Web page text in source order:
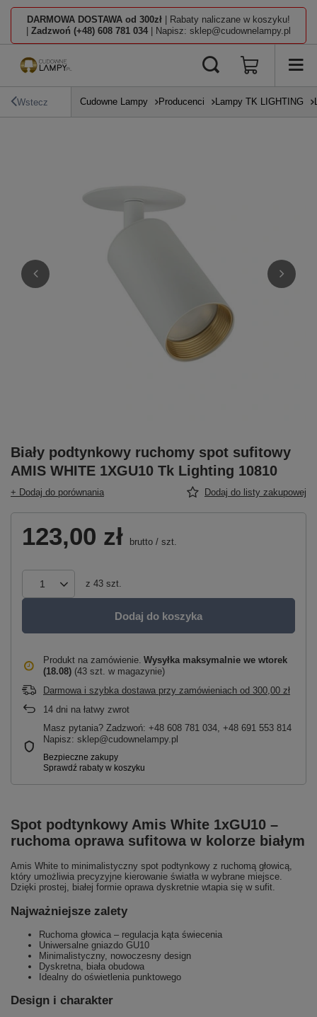
DARMOWA DOSTAWA od 300zł | Rabaty naliczane w koszyku!
Zadzwoń (+48) 608 781 034 | Napisz: sklep@cudownelampy.pl
Wstecz Cudowne Lampy Producenci Lampy TK LIGHTING
Biały podtynkowy ruchomy spot sufitowy
AMIS WHITE 1XGU10 Tk Lighting 10810
+ Dodaj do porównania Dodaj do listy zakupowej
123,00 zł brutto / szt.
z 43 szt.
Dodaj do koszyka
Produkt na zamówienie Wysyłka maksymalnie we wtorek
(18.08) (43 szt. w magazynie)
Darmowa i szybka dostawa przy zamówieniach od 300,00 zł
14 dni na łatwy zwrot
Masz pytania? Zadzwoń: +48 608 781 034, +48 691 553 814
Napisz: sklep@cudownelampy.pl
Spot podtynkowy Amis White 1xGU10 –
ruchoma oprawa sufitowa w kolorze białym
Amis White to minimalistyczny spot podtynkowy z ruchomą głowicą,
który umożliwia precyzyjne kierowanie światła w wybrane miejsce.
Dzięki prostej, białej formie oprawa dyskretnie wtapia się w sufit.
Najważniejsze zalety
Ruchoma głowica – regulacja kąta świecenia
Uniwersalne gniazdo GU10
Minimalistyczny, nowoczesny design
Dyskretna, biała obudowa
Idealny do oświetlenia punktowego
Design i charakter